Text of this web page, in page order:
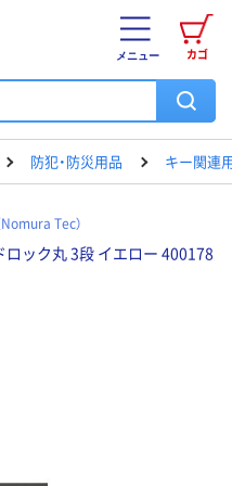
カゴ
メニュー
防犯・防災用品 キー関連
Tec）
ック丸 3段 イエロー 400178